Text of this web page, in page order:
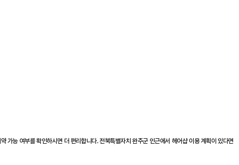
가능 여부를 확인하시면 더 편리합니다. 전북특별자치 완주군 인근에서 헤어샵 이용 계획이 있다면